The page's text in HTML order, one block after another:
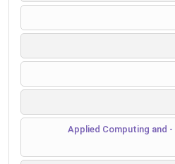
محاسبات و انفورماتیک کاربردی - Applied Computing and